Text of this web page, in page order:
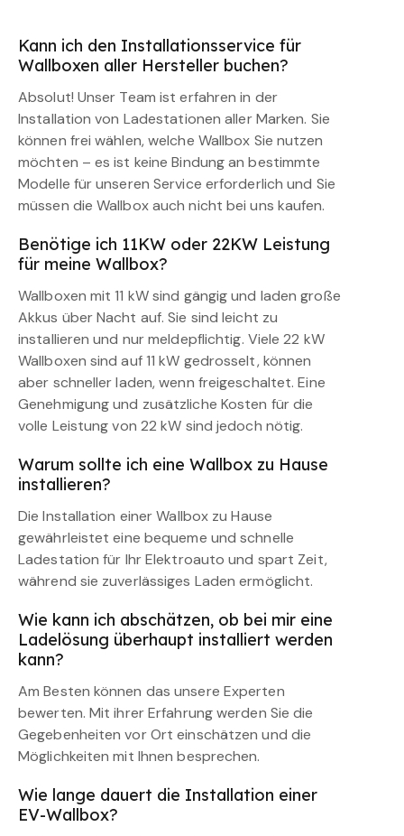
Kann ich den Installationsservice für
Wallboxen aller Hersteller buchen?
Absolut! Unser Team ist erfahren in der
Installation von Ladestationen aller Marken. Sie
können frei wählen, welche Wallbox Sie nutzen
möchten – es ist keine Bindung an bestimmte
Modelle für unseren Service erforderlich und Sie
müssen die Wallbox auch nicht bei uns kaufen.
Benötige ich 11KW oder 22KW Leistung
für meine Wallbox?
Wallboxen mit 11 kW sind gängig und laden große
Akkus über Nacht auf. Sie sind leicht zu
installieren und nur meldepflichtig. Viele 22 kW
Wallboxen sind auf 11 kW gedrosselt, können
aber schneller laden, wenn freigeschaltet. Eine
Genehmigung und zusätzliche Kosten für die
volle Leistung von 22 kW sind jedoch nötig.
Warum sollte ich eine Wallbox zu Hause
installieren?
Die Installation einer Wallbox zu Hause
gewährleistet eine bequeme und schnelle
Ladestation für Ihr Elektroauto und spart Zeit,
während sie zuverlässiges Laden ermöglicht.
Wie kann ich abschätzen, ob bei mir eine
Ladelösung überhaupt installiert werden
kann?
Am Besten können das unsere Experten
bewerten. Mit ihrer Erfahrung werden Sie die
Gegebenheiten vor Ort einschätzen und die
Möglichkeiten mit Ihnen besprechen.
Wie lange dauert die Installation einer
EV-Wallbox?